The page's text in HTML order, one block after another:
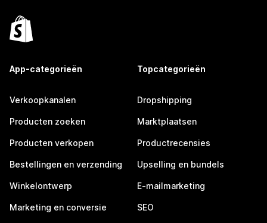
App-categorieën
Verkoopkanalen
Producten zoeken
Producten verkopen
Bestellingen en verzending
Winkelontwerp
Marketing en conversie
Topcategorieën
Dropshipping
Marktplaatsen
Productrecensies
Upselling en bundels
E-mailmarketing
SEO